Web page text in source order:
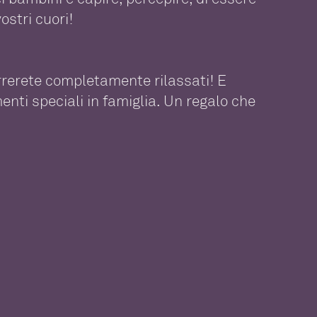
cuori!
completamente rilassati! E
speciali in famiglia. Un regalo che